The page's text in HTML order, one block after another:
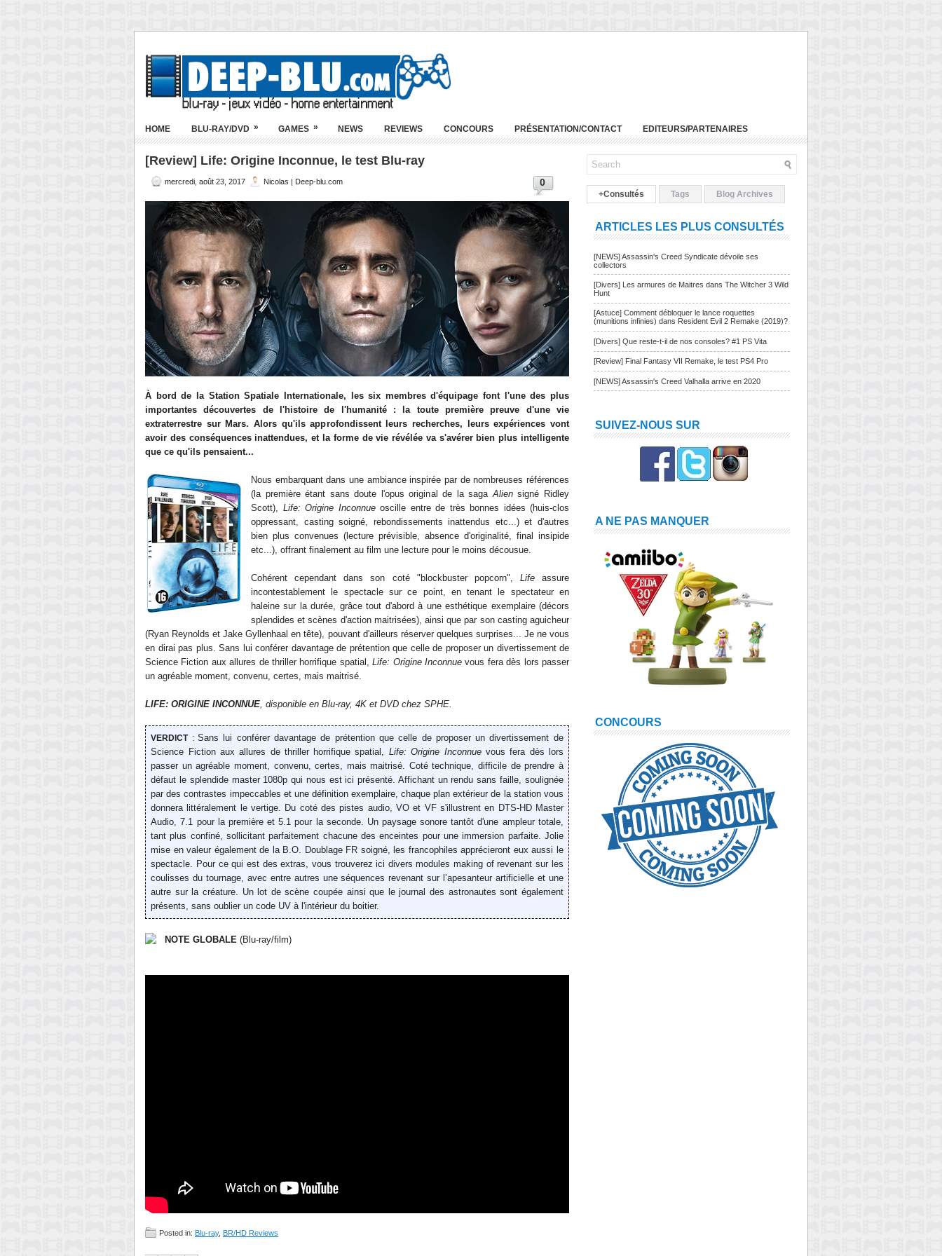
HOME BLU-RAY/DVD » GAMES » NEWS REVIEWS CONCOURS PRÉSENTATION/CONTACT EDITEURS/PARTENAIRES
[Review] Life: Origine Inconnue, le test Blu-ray
mercredi, août 23, 2017 Nicolas | Deep-blu.com 0
À bord de la Station Spatiale Internationale, les six membres d'équipage font l'une des plus
importantes découvertes de l'histoire de l'humanité : la toute première preuve d'une vie
extraterrestre sur Mars. Alors qu'ils approfondissent leurs recherches, leurs expériences vont
avoir des conséquences inattendues, et la forme de vie révélée va s'avérer bien plus intelligente
que ce qu'ils pensaient...
Nous embarquant dans une ambiance inspirée par de nombreuses références
(la première étant sans doute l'opus original de la sagaAliensigné Ridley
Scott), Life: Origine Inconnueoscille entre de très bonnes idées (huis-clos
oppressant, casting soigné, rebondissements inattendus etc...) et d'autres
bien plus convenues (lecture prévisible, absence d'originalité, final insipide
etc...), offrant finalement au film une lecture pour le moins décousue.
Cohérent cependant dans son coté "blockbuster popcorn", Lifeassure
incontestablement le spectacle sur ce point, en tenant le spectateur en
haleine sur la durée, grâce tout d'abord à une esthétique exemplaire (décors
splendides et scènes d'action maitrisées), ainsi que par son casting aguicheur
(Ryan Reynolds et Jake Gyllenhaal en tête), pouvant d'ailleurs réserver quelques surprises... Je ne vous
en dirai pas plus. Sans lui conférer davantage de prétention que celle de proposer un divertissement de
Science Fiction aux allures de thriller horrifique spatial,Life: Origine Inconnue vous fera dès lors passer
un agréable moment, convenu, certes, mais maitrisé.
LIFE: ORIGINE INCONNUE, disponible en Blu-ray, 4K et DVD chez SPHE.
VERDICT: Sans lui conférer davantage de prétention que celle de proposer un divertissement de
Science Fiction aux allures de thriller horrifique spatial, Life: Origine Inconnuevous fera dès lors
passer un agréable moment, convenu, certes, mais maitrisé. Coté technique, difficile de prendre à
défaut le splendide master 1080p qui nous est ici présenté. Affichant un rendu sans faille, soulignée
par des contrastes impeccables et une définition exemplaire, chaque plan extérieur de la station vous
donnera littéralement le vertige. Du coté des pistes audio, VO et VF s'illustrent en DTS-HD Master
Audio, 7.1 pour la première et 5.1 pour la seconde. Un paysage sonore tantôt d'une ampleur totale,
tant plus confiné, sollicitant parfaitement chacune des enceintes pour une immersion parfaite. Jolie
mise en valeur également de la B.O. Doublage FR soigné, les francophiles apprécieront eux aussi le
spectacle. Pour ce qui est des extras, vous trouverez ici divers modules making of revenant sur les
coulisses du tournage, avec entre autres une séquences revenant sur l’apesanteur artificielle et une
autre sur la créature. Un lot de scène coupée ainsi que le journal des astronautes sont également
présents, sans oublier un code UV à l'intérieur du boitier.
NOTE GLOBALE (Blu-ray/film)
Posted in: Blu-ray, BR/HD Reviews
+Consultés Tags Blog Archives
ARTICLES LES PLUS CONSULTÉS
[NEWS] Assassin's Creed Syndicate dévoile ses
collectors
[Divers] Les armures de Maitres dans The Witcher 3 Wild
Hunt
[Astuce] Comment débloquer le lance roquettes
(munitions infinies) dans Resident Evil 2 Remake (2019)?
[Divers] Que reste-t-il de nos consoles? #1 PS Vita
[Review] Final Fantasy VII Remake, le test PS4 Pro
[NEWS] Assassin's Creed Valhalla arrive en 2020
SUIVEZ-NOUS SUR
A NE PAS MANQUER
CONCOURS